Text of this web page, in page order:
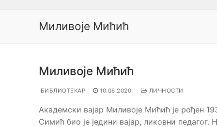
Миливоје Мићић
Миливоје Мићић
БИБЛИОТЕКАР 10.06.2020. ЛИЧНОСТИ
Академски вајар Миливоје Мићић је рођен
Симић био је једини вајар, ликовни